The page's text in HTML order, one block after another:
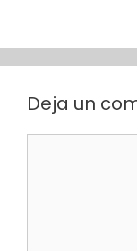
Deja un